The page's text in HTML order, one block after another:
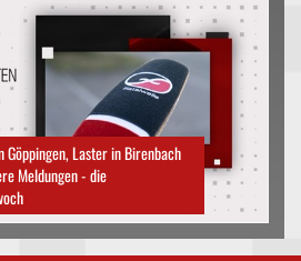
Laster in Birenbach
Meldungen - die